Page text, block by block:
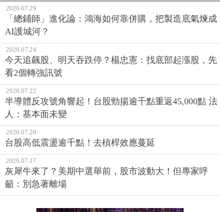
2026.07.29
「總鋪師」進化論：鴻海如何靠併購，把製造底氣煉成
AI護城河？
2026.07.24
今天追飆股、明天吞跌停？楊忠憲：找底部起漲股，先
看2個轉強訊號
2026.07.22
半導體反攻號角響起！台股勁揚逾千點重返45,000點 法
人：基本面未變
2026.07.20
台股高低震盪逾千點！去槓桿效應蔓延
2026.07.17
灰犀牛來了？美期中選舉前，股市波動大！但專家呼
籲：別急著離場